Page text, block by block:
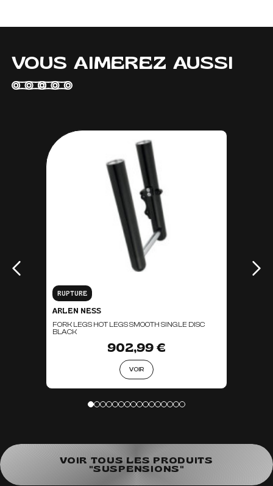
VOUS AIMEREZ AUSSI
RUPTURE
ARLEN NESS
FORK LEGS HOT LEGS SMOOTH SINGLE DISC
BLACK
902,99 €
VOIR
VOIR TOUS LES PRODUITS
"SUSPENSIONS"